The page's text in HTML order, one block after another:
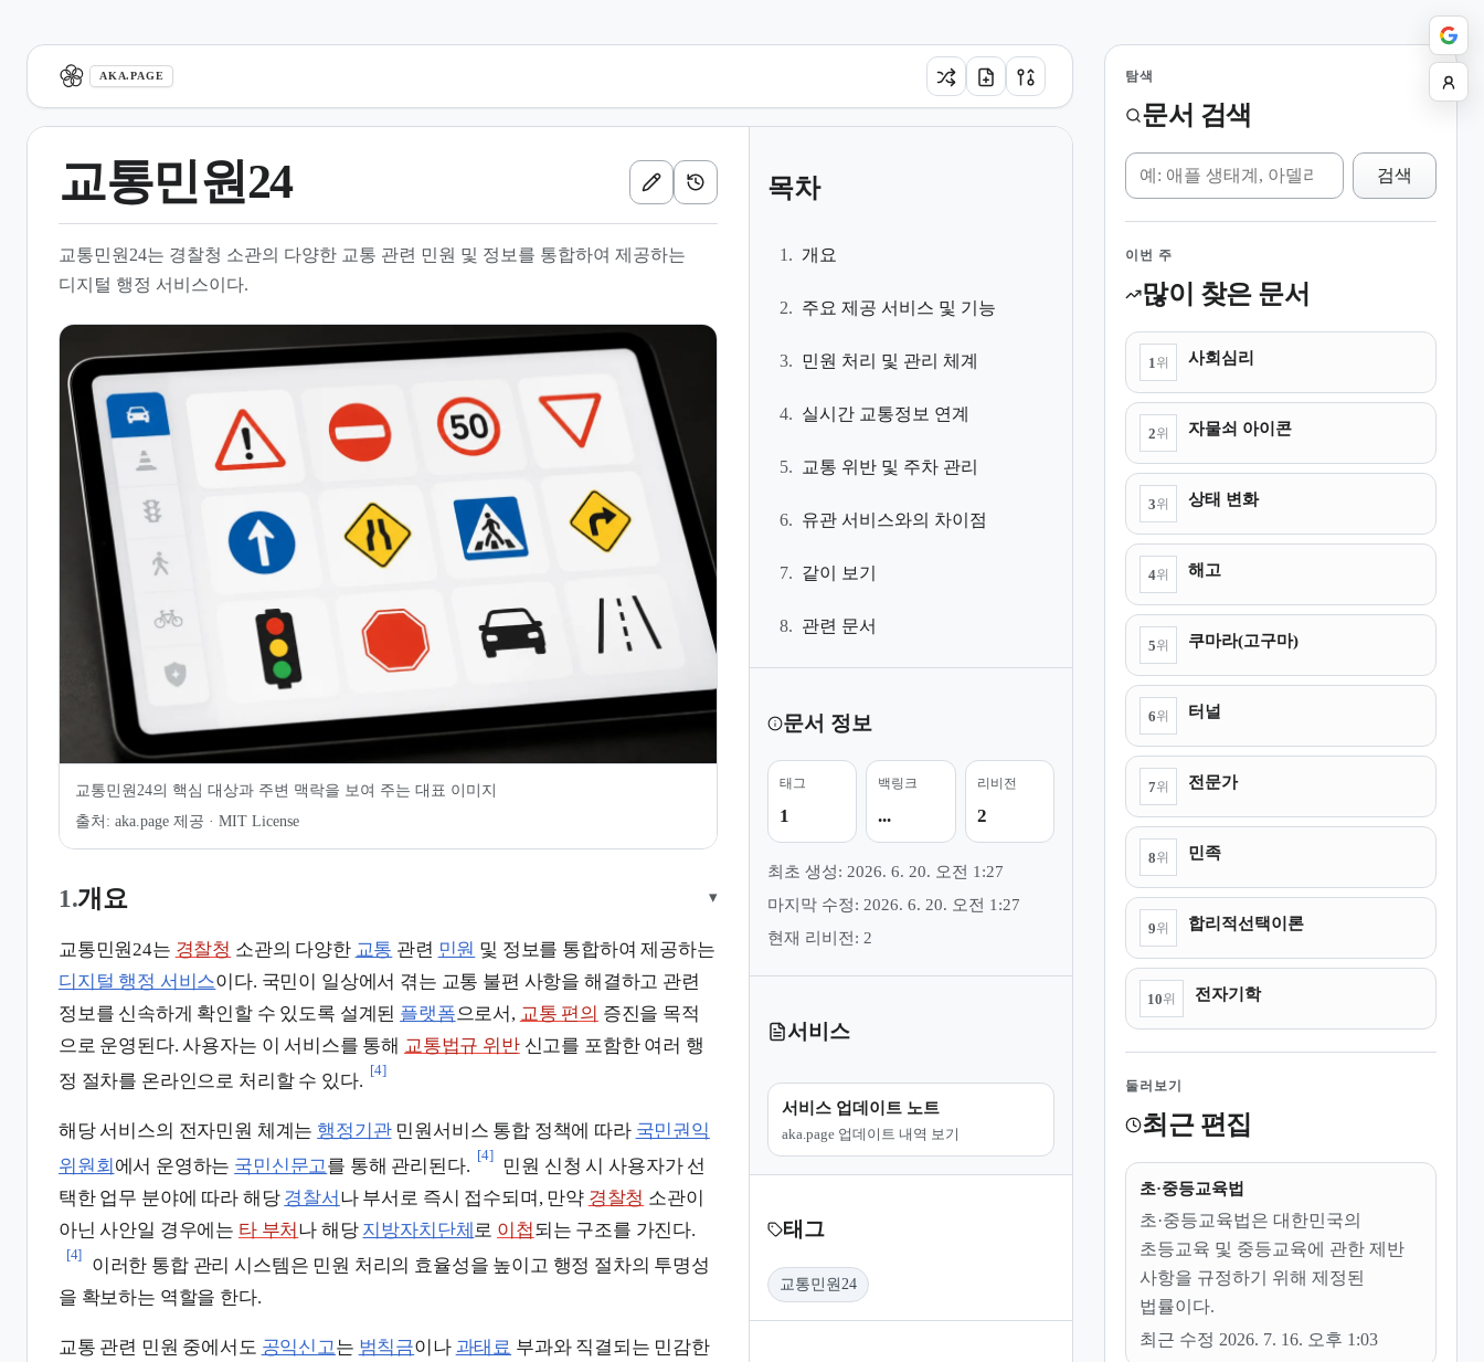
AKA.PAGE
교통민원24
교통민원24는 경찰청 소관의 다양한 교통 관련 민원 및 정보를 통합하여 제공하는
디지털 행정 서비스이다.
교통민원24의 핵심 대상과 주변 맥락을 보여 주는 대표 이미지
출처: aka.page 제공 · MIT License
1.개요 ▾
교통민원24는 경찰청 소관의 다양한 교통 관련 민원 및 정보를 통합하여 제공하는
디지털 행정 서비스이다. 국민이 일상에서 겪는 교통 불편 사항을 해결하고 관련
정보를 신속하게 확인할 수 있도록 설계된 플랫폼으로서, 교통 편의 증진을 목적
으로 운영된다. 사용자는 이 서비스를 통해 교통법규 위반신고를 포함한 여러 행
정 절차를 온라인으로 처리할 수 있다.
[4]
해당 서비스의 전자민원 체계는 행정기관민원서비스 통합 정책에 따라 국민권익
위원회 에서 운영하는 국민신문고를 통해 관리된다.
[4]
민원 신청 시 사용자가 선
택한 업무 분야에 따라 해당 경찰서 나 부서로 즉시 접수되며, 만약 경찰청 소관이
아닌 사안일 경우에는 타 부처 나 해당 지방자치단체로 이첩되는 구조를 가진다.
[4]
이러한 통합 관리 시스템은 민원 처리의 효율성을 높이고 행정 절차의 투명성
을 확보하는 역할을 한다.
교통 관련 민원 중에서도 공익신고는 범칙금이나 과태료 부과와 직결되는 민감한
목차
1. 개요
2. 주요 제공 서비스 및 기능
3. 민원 처리 및 관리 체계
4. 실시간 교통정보 연계
5. 교통 위반 및 주차 관리
6. 유관 서비스와의 차이점
7. 같이 보기
8. 관련 문서
문서 정보
태그
1
백링크
...
리비전
2
최초 생성: 2026. 6. 20. 오전 1:27
마지막 수정: 2026. 6. 20. 오전 1:27
현재 리비전: 2
서비스
서비스 업데이트 노트
aka.page 업데이트 내역 보기
태그
교통민원24
개요
주요 제공 서비스 및 기능
민원 처리 및 관리 체계
실시간 교통정보 연계
교통 위반 및 주차 관리
유관 서비스와의 차이점
같이 보기
관련 문서
탐색
문서 검색
위키 검색
검색
이번 주
많이 찾은 문서
1 위 사회심리
2위 자물쇠 아이콘
3위 상태 변화
4위 해고
5위 쿠마라(고구마)
6위 터널
7위 전문가
8위 민족
9위 합리적선택이론
10위 전자기학
둘러보기
최근 편집
초·중등교육법
초·중등교육법은 대한민국의
초등교육 및 중등교육에 관한 제반
사항을 규정하기 위해 제정된
법률이다.
최근 수정 2026. 7. 16. 오후 1:03